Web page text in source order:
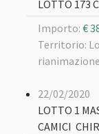
LOTTO 173
Importo: €
Territorio:
22/02/2020
LOTTO 1
CAMICI